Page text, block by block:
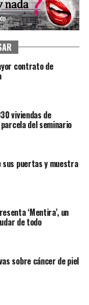
contrato de
viviendas de
del seminario
sus puertas y muestra
‘Mentira’, un
de todo
sobre cáncer de piel